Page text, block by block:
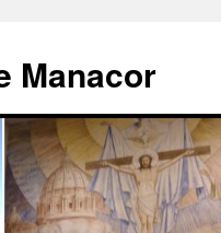
Manacor